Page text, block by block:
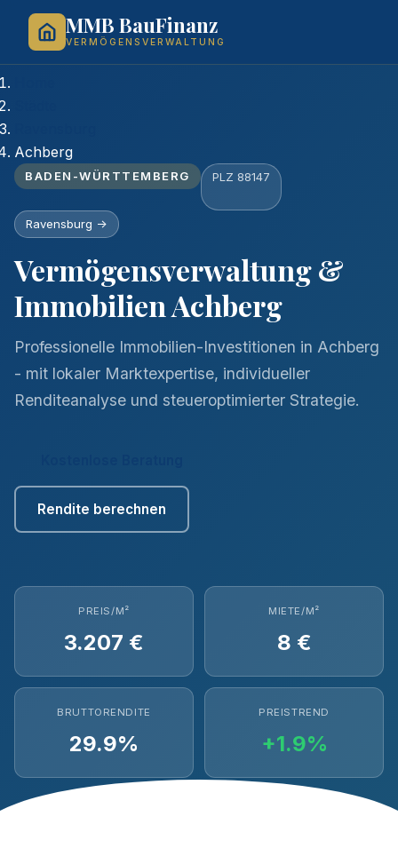
MMB BauFinanz
VERMÖGENSVERWALTUNG
Achberg
BADEN-WÜRTTEMBERG PLZ 88147
Ravensburg ->
Vermögensverwaltung &
Immobilien Achberg
Professionelle Immobilien-Investitionen in Achberg
- mit lokaler Marktexpertise, individueller
Renditeanalyse und steueroptimierter Strategie.
Rendite berechnen
PREIS/M²
3.207 €
MIETE/M²
8 €
BRUTTORENDITE
29.9%
PREISTREND
+1.9%